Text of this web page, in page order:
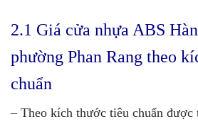
2.1 Giá cửa nhựa ABS
phường Phan Rang theo
chuẩn
– Theo kích thước tiêu chuẩn được